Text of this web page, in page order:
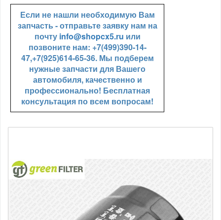
Если не нашли необходимую Вам
запчасть - отправьте заявку нам на
почту info@shopcx5.ru или
позвоните нам: +7(499)390-14-
47,+7(925)614-65-36. Мы подберем
нужные запчасти для Вашего
автомобиля, качественно и
профессионально! Бесплатная
консультация по всем вопросам!